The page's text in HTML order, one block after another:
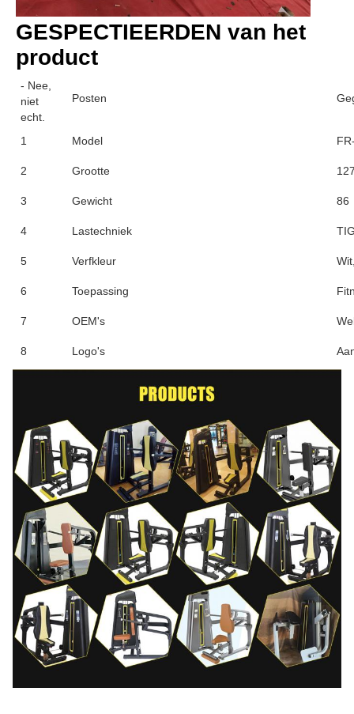
GESPECTIEERDEN van het
product
- Nee,
niet
echt.
Posten
1 Model
2 Grootte
3 Gewicht 86
4 Lastechniek
5 Verfkleur
6 Toepassing
7 OEM's
8 Logo's